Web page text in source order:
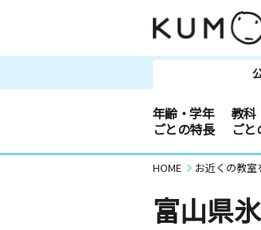
年齢・学年
ごとの特長
教科
ごと
HOME お近くの教室
富山県